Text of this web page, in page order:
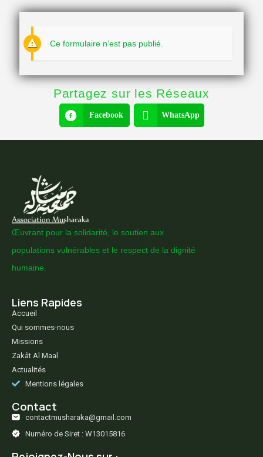
Ce formulaire n’est pas publié.
Partagez sur les Réseaux
Facebook WhatsApp
Œuvrant pour la solidarité, le soutien aux
populations vulnérables et le respect de la dignité
humaine.
Liens Rapides
Accueil
Qui sommes-nous
Missions
Zakât Al Maal
Actualités
Mentions légales
Contact
contactmusharaka@gmail.com
Numéro de Siret : W13015816